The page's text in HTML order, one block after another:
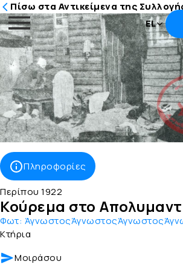
Μετάβαση
στο
περιεχόμενο
EL
Πίσω στα Αντικείμενα της
Πληροφορίες
Περίπου 1922
Κούρεμα στο
Φωτ:
Κτήρια
Μοιράσου